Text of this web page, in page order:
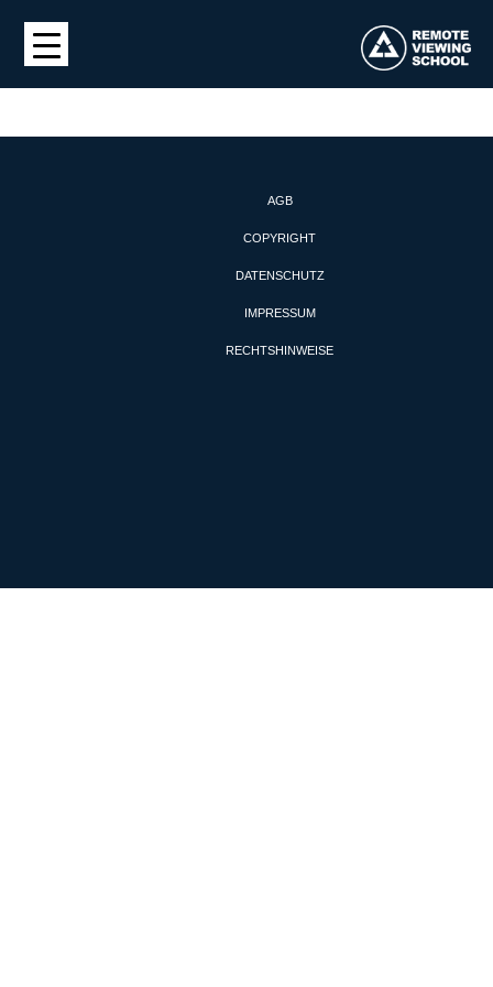
AGB
COPYRIGHT
DATENSCHUTZ
IMPRESSUM
RECHTSHINWEISE